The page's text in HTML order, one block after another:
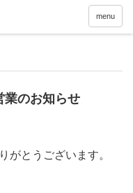
menu
業のお知らせ
がとうございます。